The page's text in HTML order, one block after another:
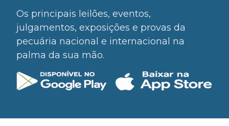
Os principais leilões, eventos,
julgamentos, exposições e provas da
pecuária nacional e internacional na
palma da sua mão.